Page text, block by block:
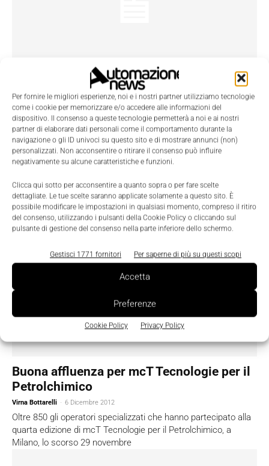
Per fornire le migliori esperienze, noi e i nostri partner utilizziamo tecnologie
come i cookie per memorizzare e/o accedere alle informazioni del
dispositivo. Il consenso a queste tecnologie permetterà a noi e ai nostri
partner di elaborare dati personali come il comportamento durante la
navigazione o gli ID univoci su questo sito e di mostrare annunci (non)
personalizzati. Non acconsentire o ritirare il consenso può influire
negativamente su alcune caratteristiche e funzioni.
Clicca qui sotto per acconsentire a quanto sopra o per fare scelte
dettagliate. Le tue scelte saranno applicate solamente a questo sito. È
possibile modificare le impostazioni in qualsiasi momento, compreso il ritiro
del consenso, utilizzando i pulsanti della Cookie Policy o cliccando sul
pulsante di gestione del consenso nella parte inferiore dello schermo.
Gestisci 1771 fornitori Per saperne di più su questi scopi
Accetta
Preferenze
Cookie Policy Privacy Policy
Simsci-Esscor Forum 2012: Invensys
potenzia le soluzioni per le raffinerie
La Redazione - 12 Dicembre 2012
Yield accounting, gestione unità off-site e pianificazione &
schedulazione sono tra i temi affrontati all'Simsci-Esscor
Buona affluenza per mcT Tecnologie per il
Petrolchimico
Virna Bottarelli - 6 Dicembre 2012
Oltre 850 gli operatori specializzati che hanno partecipato alla
quarta edizione di mcT Tecnologie per il Petrolchimico, a
Milano, lo scorso 29 novembre